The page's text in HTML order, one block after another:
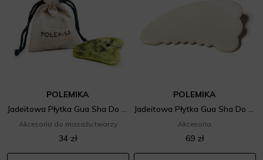
POLEMIKA
Jadeitowa Płytka Gua Sha Do Masażu Twarzy
Akcesoria do masażu twarzy
34 zł
POLEMIKA
Jadeitowa Płytka Gua Sha Do Masażu Ciała
Akcesoria
69 zł